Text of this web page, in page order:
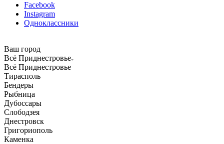
Facebook
Instagram
Одноклассники
Ваш город
Всё Приднестровье
Всё Приднестровье
Тирасполь
Бендеры
Рыбница
Дубоссары
Слободзея
Днестровск
Григориополь
Каменка